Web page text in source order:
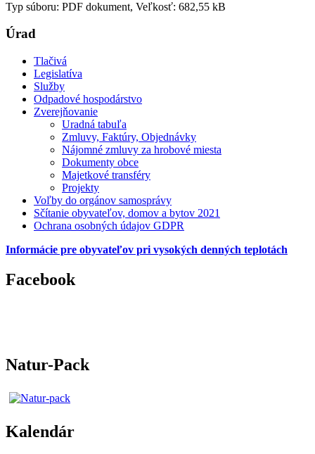
Typ súboru: PDF dokument, Veľkosť: 682,55 kB
Úrad
Tlačivá
Legislatíva
Služby
Odpadové hospodárstvo
Zverejňovanie
Uradná tabuľa
Zmluvy, Faktúry, Objednávky
Nájomné zmluvy za hrobové miesta
Dokumenty obce
Majetkové transféry
Projekty
Voľby do orgánov samosprávy
Sčítanie obyvateľov, domov a bytov 2021
Ochrana osobných údajov GDPR
Informácie pre obyvateľov pri vysokých denných teplotách
Facebook
Natur-Pack
Kalendár